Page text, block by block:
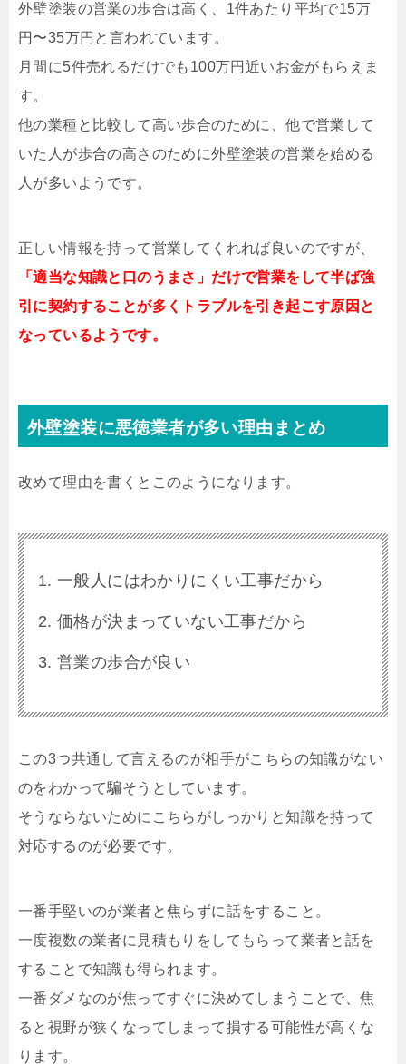
外壁塗装の営業の歩合は高く、1件あたり平均で15万
円〜35万円と言われています。
月間に5件売れるだけでも100万円近いお金がもらえま
す。
他の業種と比較して高い歩合のために、他で営業して
いた人が歩合の高さのために外壁塗装の営業を始める
人が多いようです。
正しい情報を持って営業してくれれば良いのですが、
「適当な知識と口のうまさ」だけで営業をして半ば強
引に契約することが多くトラブルを引き起こす原因と
なっているようです。
外壁塗装に悪徳業者が多い理由まとめ
改めて理由を書くとこのようになります。
一般人にはわかりにくい工事だから
価格が決まっていない工事だから
営業の歩合が良い
この3つ共通して言えるのが相手がこちらの知識がない
のをわかって騙そうとしています。
そうならないためにこちらがしっかりと知識を持って
対応するのが必要です。
一番手堅いのが業者と焦らずに話をすること。
一度複数の業者に見積もりをしてもらって業者と話を
することで知識も得られます。
一番ダメなのが焦ってすぐに決めてしまうことで、焦
ると視野が狭くなってしまって損する可能性が高くな
ります。